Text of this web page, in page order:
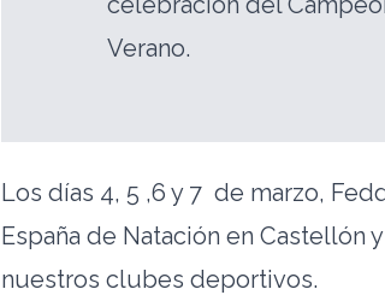
Verano.
Los días 4, 5 ,6 y 7 de marzo,
España de Natación en Castellón
nuestros clubes deportivos.